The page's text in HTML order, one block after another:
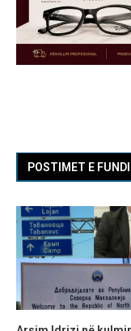
POSTIMET E